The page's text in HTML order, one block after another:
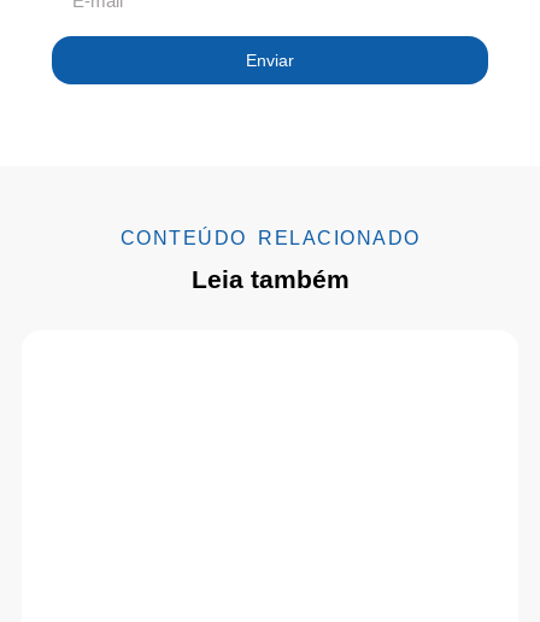
Enviar
CONTEÚDO RELACIONADO
Leia também